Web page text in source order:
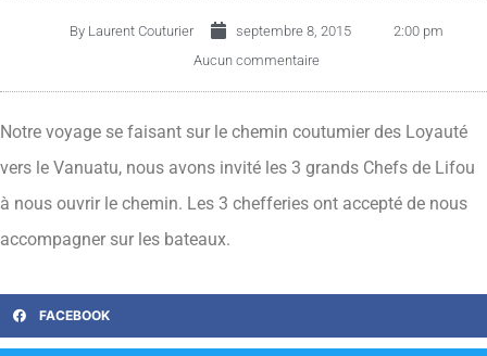
By Laurent Couturier septembre 8, 2015
2:00 pm
Aucun commentaire
Notre voyage se faisant sur le chemin coutumier des Loyauté
vers le Vanuatu, nous avons invité les 3 grands Chefs de Lifou
à nous ouvrir le chemin. Les 3 chefferies ont accepté de nous
accompagner sur les bateaux.
FACEBOOK